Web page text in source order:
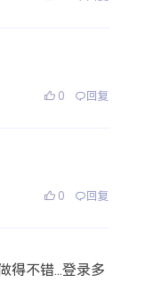
0 回复
0 回复
得不错...登录多